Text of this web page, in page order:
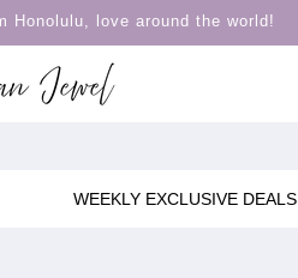
Honolulu, love around the world!
WEEKLY EXCLUSIVE DEALS